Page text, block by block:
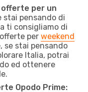
per un
stai pensando di
ti consigliamo di
per weekend
se stai pensando
Italia, potrai
ed ottenere
Opodo Prime: